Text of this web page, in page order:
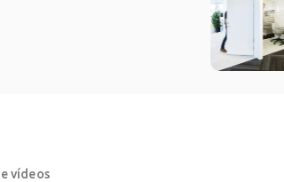
vídeos